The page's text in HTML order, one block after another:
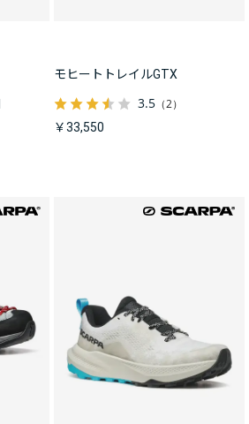
モヒートトレイルGTX
3.5（2）
￥33,550